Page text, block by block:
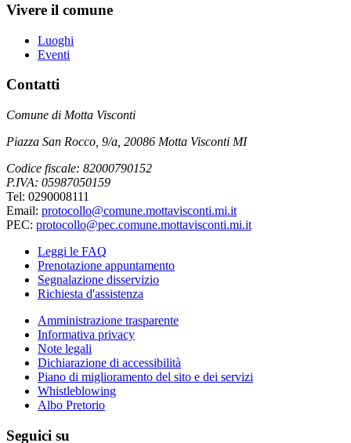
Vivere il comune
Luoghi
Eventi
Contatti
Comune di Motta Visconti
Piazza San Rocco, 9/a, 20086 Motta Visconti MI
Codice fiscale: 82000790152
P.IVA: 05987050159
Tel: 0290008111
Email: protocollo@comune.mottavisconti.mi.it
PEC: protocollo@pec.comune.mottavisconti.mi.it
Leggi le FAQ
Prenotazione appuntamento
Segnalazione disservizio
Richiesta d'assistenza
Amministrazione trasparente
Informativa privacy
Note legali
Dichiarazione di accessibilità
Piano di miglioramento del sito e dei servizi
Whistleblowing
Albo Pretorio
Seguici su